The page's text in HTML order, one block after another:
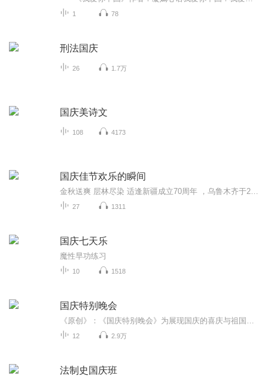
1 78
刑法国庆
26 1.7万
国庆美诗文
108 4173
国庆佳节欢乐的瞬间
27 1311
国庆七天乐
魔性早功练习
10 1518
国庆特别晚会
12 2.9万
法制史国庆班